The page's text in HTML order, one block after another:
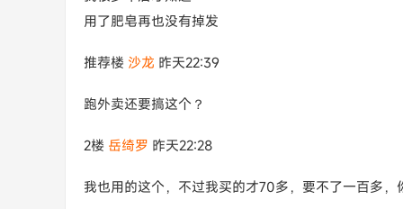
用了肥皂再也没有掉发
推荐楼 沙龙 昨天22:39
跑外卖还要搞这个？
2楼 岳绮罗 昨天22:28
我也用的这个，不过我买的才70多，要不了一百多，